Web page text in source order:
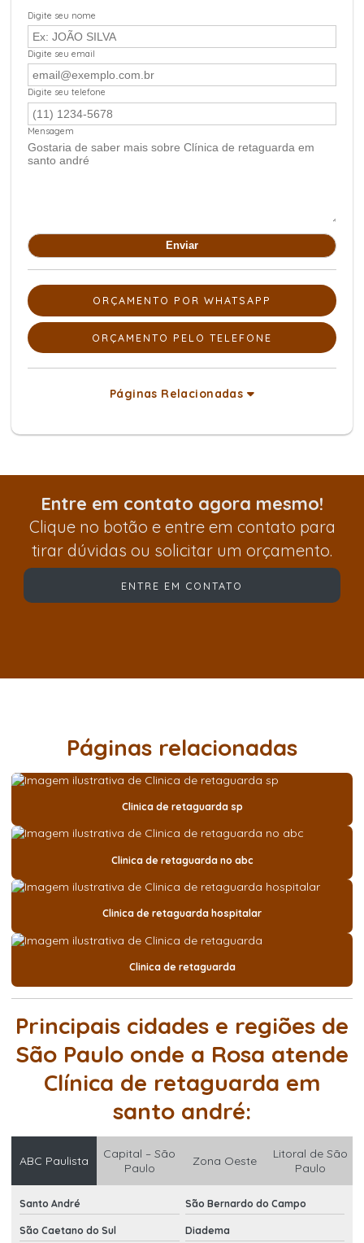
Digite seu nome
Digite seu email
Digite seu telefone
Mensagem
ORÇAMENTO POR WHATSAPP
ORÇAMENTO PELO TELEFONE
Páginas Relacionadas
Entre em contato agora mesmo!
Clique no botão e entre em contato para
tirar dúvidas ou solicitar um orçamento.
ENTRE EM CONTATO
Páginas relacionadas
Clinica de retaguarda sp
Clinica de retaguarda no abc
Clinica de retaguarda hospitalar
Clinica de retaguarda
Principais cidades e regiões de
São Paulo onde a Rosa atende
Clínica de retaguarda em
santo andré:
ABC Paulista
Capital – São
Paulo
Zona Oeste
Litoral de São
Paulo
Santo André São Bernardo do Campo
São Caetano do Sul Diadema